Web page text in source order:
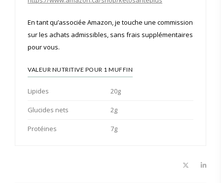
En tant qu’associée Amazon, je touche une commission
sur les achats admissibles, sans frais supplémentaires
pour vous.
VALEUR NUTRITIVE POUR 1 MUFFIN
Lipides 20g
Glucides nets 2g
Protéines 7g